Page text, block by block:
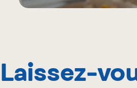
Laissez-